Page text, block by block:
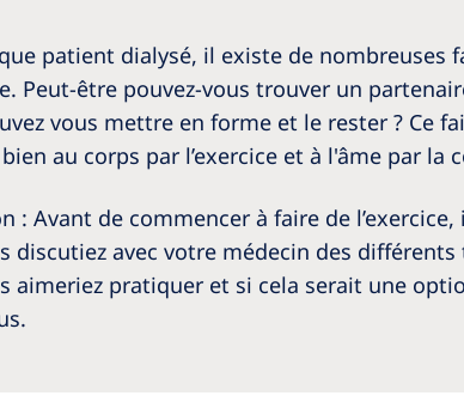
patient dialysé, il existe de nombreuses
Peut-être pouvez-vous trouver un
vous mettre en forme et le rester ? Ce
au corps par l’exercice et à l'âme par la
: Avant de commencer à faire de
discutiez avec votre médecin des
aimeriez pratiquer et si cela serait une